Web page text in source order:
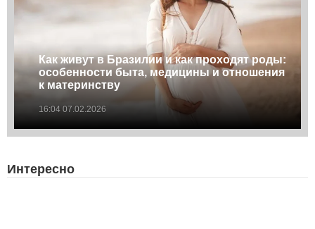
Как живут в Бразилии и как проходят роды:
особенности быта, медицины и отношения
к материнству
16:04 07.02.2026
Интересно